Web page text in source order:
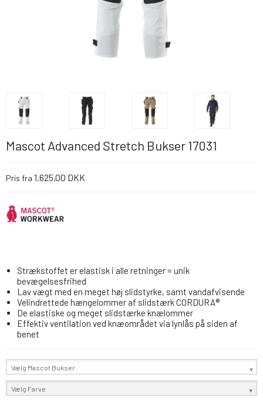
Mascot Advanced Stretch Bukser 17031
Pris fra 1.625,00 DKK
Strækstoffet er elastisk i alle retninger = unik
bevægelsesfrihed
Lav vægt med en meget høj slidstyrke, samt vandafvisende
Velindrettede hængelommer af slidstærk CORDURA®
De elastiske og meget slidstærke knælommer
Effektiv ventilation ved knæområdet via lynlås på siden af
benet
Vælg Mascot Bukser
Vælg Farve